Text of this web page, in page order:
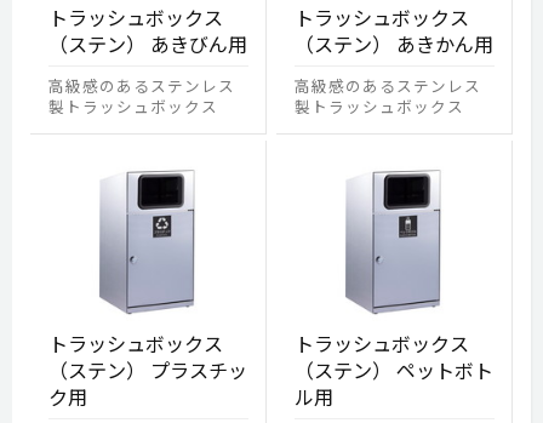
トラッシュボックス
（ステン） あきびん用
高級感のあるステンレス
製トラッシュボックス
トラッシュボックス
（ステン） あきかん用
高級感のあるステンレス
製トラッシュボックス
トラッシュボックス
（ステン） プラスチッ
ク用
トラッシュボックス
（ステン） ペットボト
ル用